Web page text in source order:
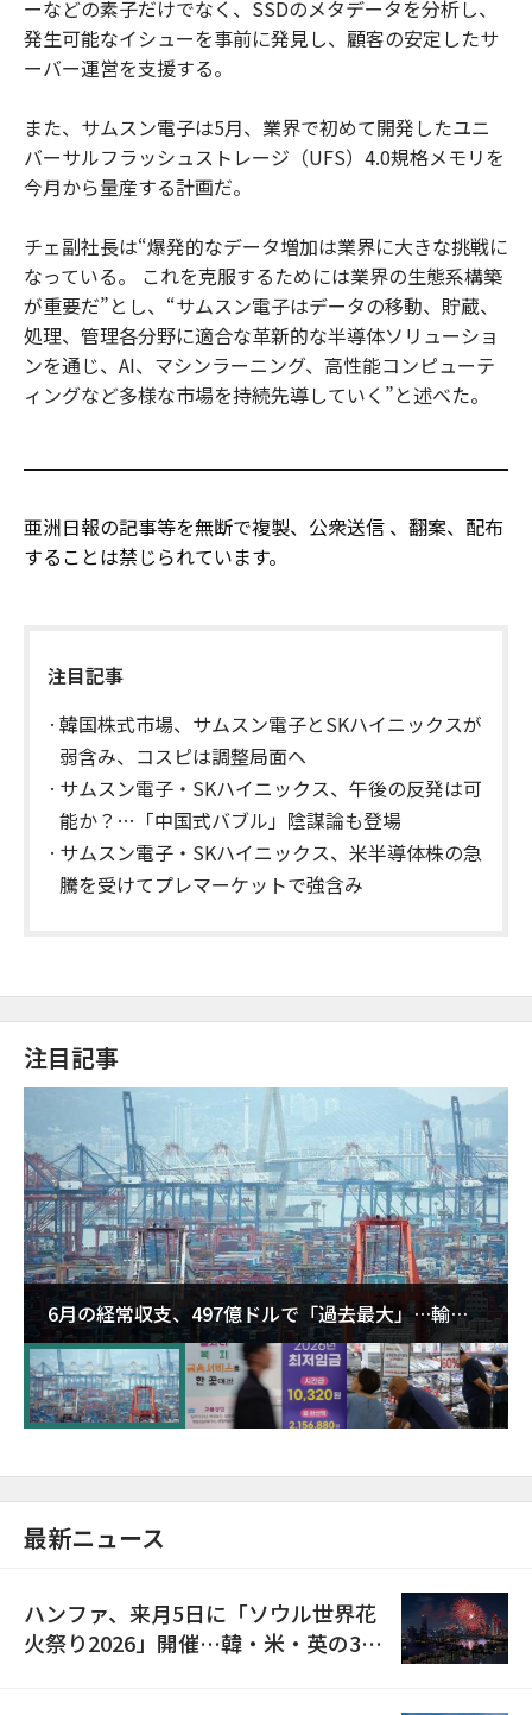
ーなどの素子だけでなく、SSDのメタデータを分析し、
発生可能なイシューを事前に発見し、顧客の安定したサ
ーバー運営を支援する。
また、サムスン電子は5月、業界で初めて開発したユニ
バーサルフラッシュストレージ（UFS）4.0規格メモリを
今月から量産する計画だ。
チェ副社長は“爆発的なデータ増加は業界に大きな挑戦に
なっている。 これを克服するためには業界の生態系構築
が重要だ”とし、“サムスン電子はデータの移動、貯蔵、
処理、管理各分野に適合な革新的な半導体ソリューショ
ンを通じ、AI、マシンラーニング、高性能コンピューテ
ィングなど多様な市場を持続先導していく”と述べた。
亜洲日報の記事等を無断で複製、公衆送信 、翻案、配布
することは禁じられています。
注目記事
韓国株式市場、サムスン電子とSKハイニックスが
弱含み、コスピは調整局面へ
サムスン電子・SKハイニックス、午後の反発は可
能か？…「中国式バブル」陰謀論も登場
サムスン電子・SKハイニックス、米半導体株の急
騰を受けてプレマーケットで強含み
注目記事
6月の経常収支、497億ドルで「過去最大」…輸出
が初の1000億ドル突破
最新ニュース
ハンファ、来月5日に「ソウル世界花
火祭り2026」開催…韓・米・英の3カ